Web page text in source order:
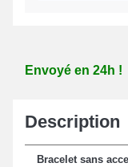
Envoyé en 24h !
Description
Bracelet sans